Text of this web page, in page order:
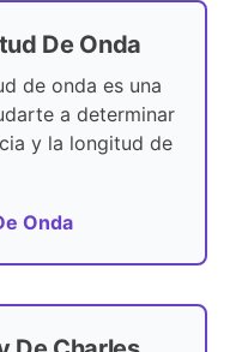
De Onda
de onda es una
a determinar
y la longitud de
Onda